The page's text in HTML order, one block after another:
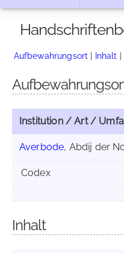
Aufbewahrungsort | Inhalt |
Institution / Art /
Averbode, Abdij der
Codex
Inhalt